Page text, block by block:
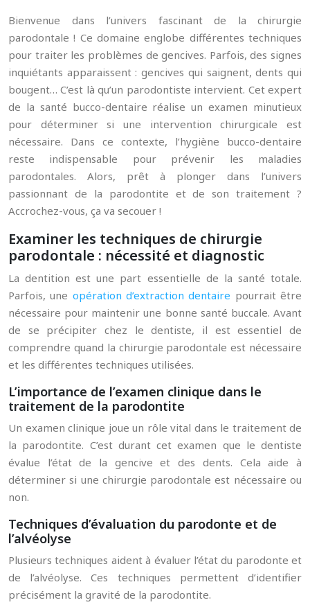
Bienvenue dans l’univers fascinant de la chirurgie
parodontale ! Ce domaine englobe différentes techniques
pour traiter les problèmes de gencives. Parfois, des signes
inquiétants apparaissent : gencives qui saignent, dents qui
bougent… C’est là qu’un parodontiste intervient. Cet expert
de la santé bucco-dentaire réalise un examen minutieux
pour déterminer si une intervention chirurgicale est
nécessaire. Dans ce contexte, l’hygiène bucco-dentaire
reste indispensable pour prévenir les maladies
parodontales. Alors, prêt à plonger dans l’univers
passionnant de la parodontite et de son traitement ?
Accrochez-vous, ça va secouer !
Examiner les techniques de chirurgie
parodontale : nécessité et diagnostic
La dentition est une part essentielle de la santé totale.
Parfois, une opération d’extraction dentaire pourrait être
nécessaire pour maintenir une bonne santé buccale. Avant
de se précipiter chez le dentiste, il est essentiel de
comprendre quand la chirurgie parodontale est nécessaire
et les différentes techniques utilisées.
L’importance de l’examen clinique dans le
traitement de la parodontite
Un examen clinique joue un rôle vital dans le traitement de
la parodontite. C’est durant cet examen que le dentiste
évalue l’état de la gencive et des dents. Cela aide à
déterminer si une chirurgie parodontale est nécessaire ou
non.
Techniques d’évaluation du parodonte et de
l’alvéolyse
Plusieurs techniques aident à évaluer l’état du parodonte et
de l’alvéolyse. Ces techniques permettent d’identifier
précisément la gravité de la parodontite.